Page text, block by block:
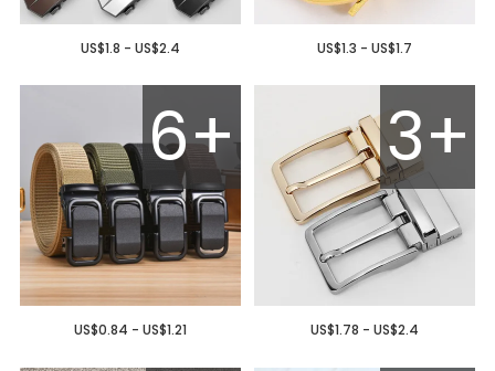
US$1.3 - US$1.7
US$1.8 - US$2.4
3+
US$1.78 - US$2.4
6+
US$0.84 - US$1.21